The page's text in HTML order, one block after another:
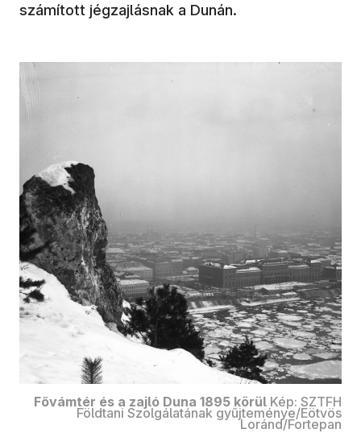
számított jégzajlásnak a Dunán.
Fővámtér és a zajló Duna 1895 körül Kép: SZTFH
Földtani Szolgálatának gyűjteménye/Eötvös
Loránd/Fortepan